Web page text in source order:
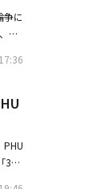
争に
件
過
と
と
ン
ジ
訴
3月